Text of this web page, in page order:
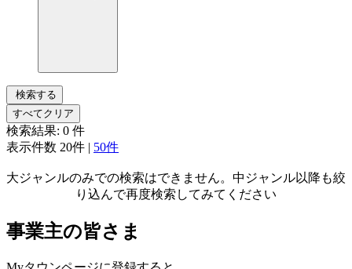
検索する
すべてクリア
検索結果: 0 件
表示件数 20件 | 50件
大ジャンルのみでの検索はできません。中ジャンル以降も絞
り込んで再度検索してみてください
事業主の皆さま